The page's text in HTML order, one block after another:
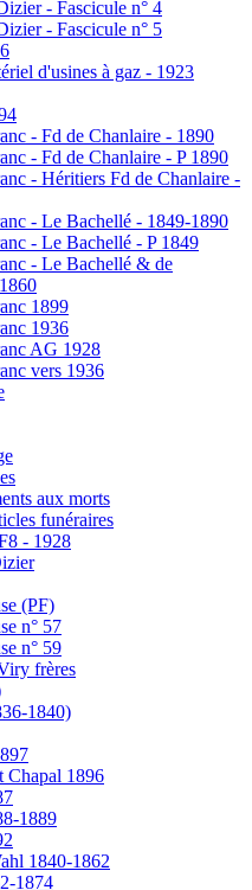
- Fascicule n° 4
- Fascicule n° 5
d'usines à gaz - 1923
- Fd de Chanlaire - 1890
- Fd de Chanlaire - P 1890
- Héritiers Fd de Chanlaire -
- Le Bachellé - 1849-1890
- Le Bachellé - P 1849
- Le Bachellé & de
1899
1936
AG 1928
vers 1936
aux morts
funéraires
- 1928
(PF)
n° 57
n° 59
frères
1840)
Chapal 1896
1889
1840-1862
1874